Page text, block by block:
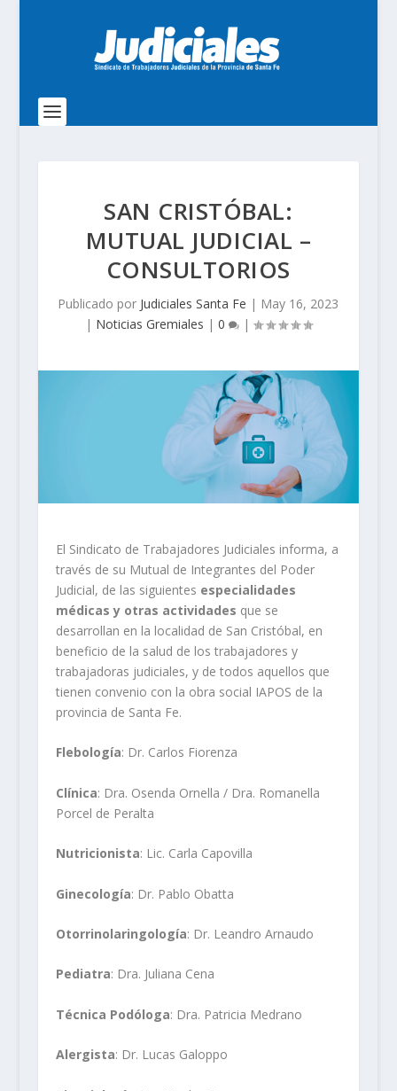
SAN CRISTÓBAL:
MUTUAL JUDICIAL –
CONSULTORIOS
Publicado por Judiciales Santa Fe | May 16, 2023
| Noticias Gremiales | 0 |
El Sindicato de Trabajadores Judiciales informa, a
través de su Mutual de Integrantes del Poder
Judicial, de las siguientes especialidades
médicas y otras actividades que se
desarrollan en la localidad de San Cristóbal, en
beneficio de la salud de los trabajadores y
trabajadoras judiciales, y de todos aquellos que
tienen convenio con la obra social IAPOS de la
provincia de Santa Fe.
Flebología: Dr. Carlos Fiorenza
Clínica: Dra. Osenda Ornella / Dra. Romanella
Porcel de Peralta
Nutricionista: Lic. Carla Capovilla
Ginecología: Dr. Pablo Obatta
Otorrinolaringología: Dr. Leandro Arnaudo
Pediatra: Dra. Juliana Cena
Técnica Podóloga: Dra. Patricia Medrano
Alergista: Dr. Lucas Galoppo